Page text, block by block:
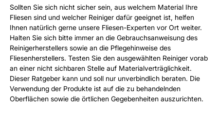
Sollten Sie sich nicht sicher sein, aus welchem Material Ihre
Fliesen sind und welcher Reiniger dafür geeignet ist, helfen
Ihnen natürlich gerne unsere Fliesen-Experten vor Ort weiter.
Halten Sie sich bitte immer an die Gebrauchsanweisung des
Reinigerherstellers sowie an die Pflegehinweise des
Fliesenherstellers. Testen Sie den ausgewählten Reiniger vorab
an einer nicht sichbaren Stelle auf Materialverträglichkeit.
Dieser Ratgeber kann und soll nur unverbindlich beraten. Die
Verwendung der Produkte ist auf die zu behandelnden
Oberflächen sowie die örtlichen Gegebenheiten auszurichten.